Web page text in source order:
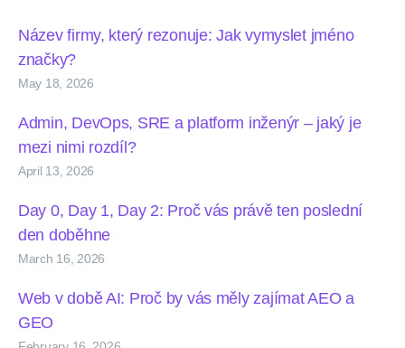
Název firmy, který rezonuje: Jak vymyslet jméno
značky?
May 18, 2026
Admin, DevOps, SRE a platform inženýr – jaký je
mezi nimi rozdíl?
April 13, 2026
Day 0, Day 1, Day 2: Proč vás právě ten poslední
den doběhne
March 16, 2026
Web v době AI: Proč by vás měly zajímat AEO a
GEO